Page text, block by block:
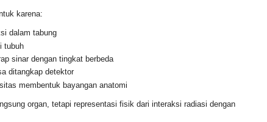
karena:
dalam tabung
tubuh
sinar dengan tingkat berbeda
ditangkap detektor
membentuk bayangan anatomi
organ, tetapi representasi fisik dari interaksi radiasi dengan